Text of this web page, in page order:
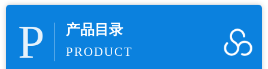
P 产品目录
PRODUCT